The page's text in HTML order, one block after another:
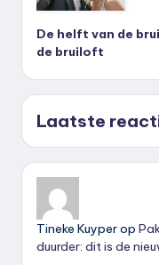
De helft van de
de bruiloft
Laatste
Tineke Kuyperop
duurder: dit is de